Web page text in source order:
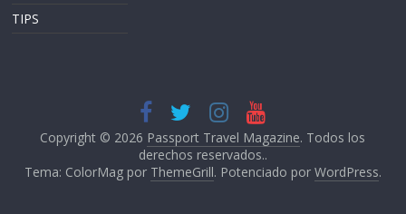
TIPS
Copyright © 2026 Passport Travel Magazine. Todos los
derechos reservados..
Tema: ColorMag por ThemeGrill. Potenciado por WordPress.